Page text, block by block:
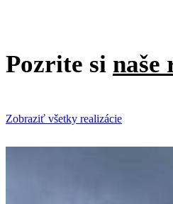
Pozrite si naše
Zobraziť všetky realizácie